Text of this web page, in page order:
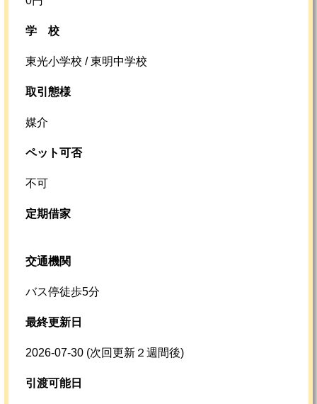
学校
東光小学校 / 東明中学校
取引態様
媒介
ペット可否
不可
定期借家
交通機関
バス停徒歩5分
最終更新日
2026-07-30 (次回更新２週間後)
引渡可能日